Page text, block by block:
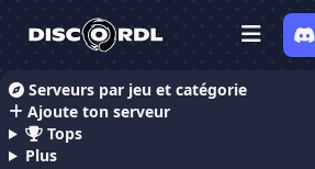
Serveurs par jeu et catégorie
Ajoute ton serveur
Tops
Plus
Accueil Serveurs Discord Gaming